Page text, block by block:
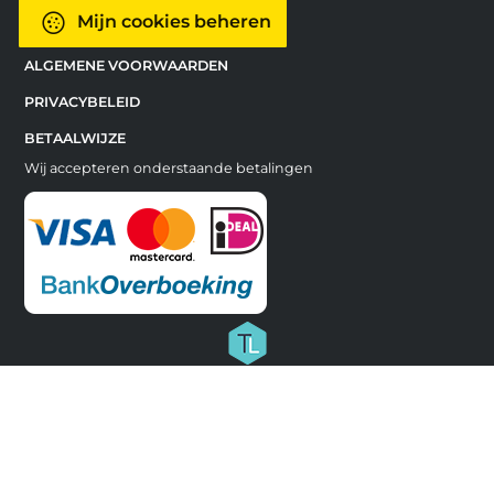
Mijn cookies beheren
ALGEMENE VOORWAARDEN
PRIVACYBELEID
BETAALWIJZE
Wij accepteren onderstaande betalingen